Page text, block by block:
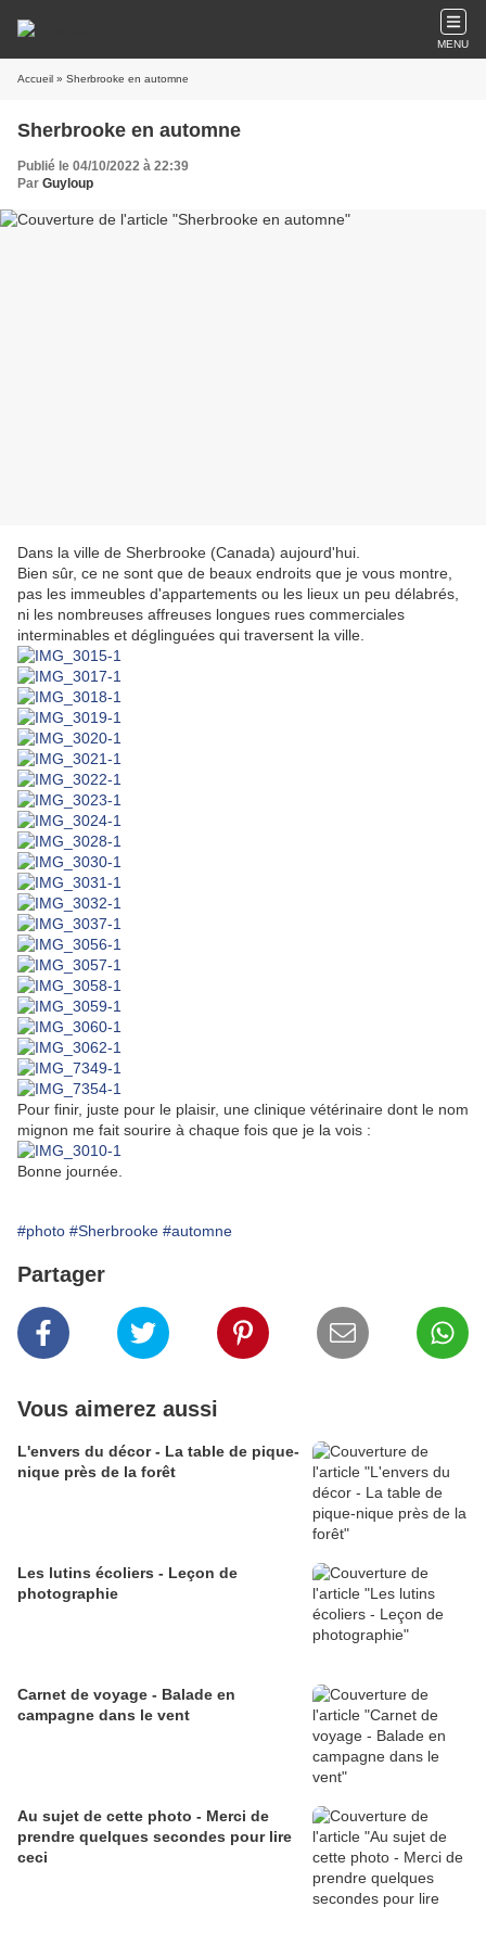
MENU
Accueil » Sherbrooke en automne
Sherbrooke en automne
Publié le 04/10/2022 à 22:39
Par Guyloup
Dans la ville de Sherbrooke (Canada) aujourd'hui.
Bien sûr, ce ne sont que de beaux endroits que je vous montre,
pas les immeubles d'appartements ou les lieux un peu délabrés,
ni les nombreuses affreuses longues rues commerciales
interminables et déglinguées qui traversent la ville.
Pour finir, juste pour le plaisir, une clinique vétérinaire dont le nom
mignon me fait sourire à chaque fois que je la vois :
Bonne journée.
#photo #Sherbrooke #automne
Partager
Vous aimerez aussi
L'envers du décor - La table de pique-
nique près de la forêt
Les lutins écoliers - Leçon de
photographie
Carnet de voyage - Balade en
campagne dans le vent
Au sujet de cette photo - Merci de
prendre quelques secondes pour lire
ceci